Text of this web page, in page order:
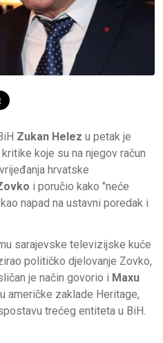
Zukan Helez u petak je
koje su na njegov račun
hrvatske
i poručio kako "neće
napad na ustavni poredak i
sarajevske televizijske kuće
političko djelovanje Zovko,
je način govorio i Maxu
američke zaklade Heritage,
trećeg entiteta u BiH.